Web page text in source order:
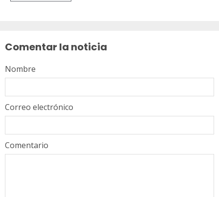
Comentar la noticia
Comentario
Nombre
Correo electrónico